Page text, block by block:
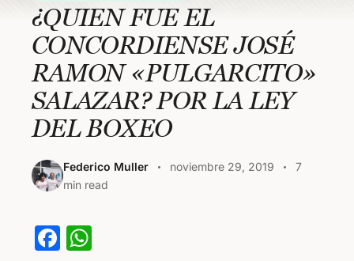
¿QUIEN FUE EL
CONCORDIENSE JOSÉ
RAMON «PULGARCITO»
SALAZAR? POR LA LEY
DEL BOXEO
Federico Muller noviembre 29, 2019
7
min read
F